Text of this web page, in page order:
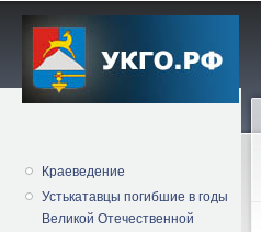
Краеведение
Устькатавцы погибшие в годы
Великой Отечественной